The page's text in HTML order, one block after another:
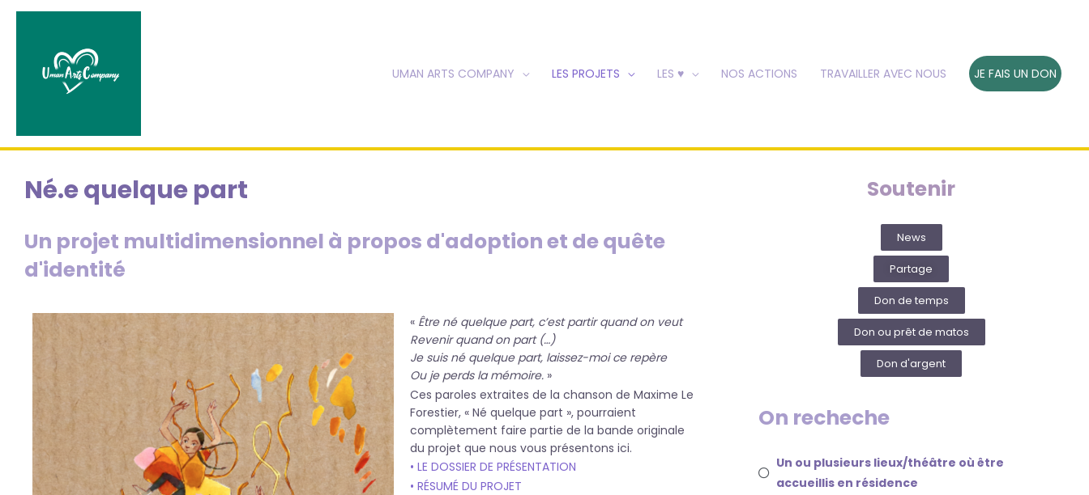
UMAN ARTS COMPANY LES PROJETS LES ♥ NOS ACTIONS TRAVAILLER AVEC NOUS JE FAIS UN DON
Né.e quelque part
Un projet multidimensionnel à propos d'adoption et de quête
d'identité
« Être né quelque part, c’est partir quand on veut
Revenir quand on part (…)
Je suis né quelque part, laissez-moi ce repère
Ou je perds la mémoire. »
Ces paroles extraites de la chanson de Maxime Le
Forestier, « Né quelque part », pourraient
complètement faire partie de la bande originale
du projet que nous vous présentons ici.
• LE DOSSIER DE PRÉSENTATION
• RÉSUMÉ DU PROJET
Soutenir
News
Partage
Don de temps
Don ou prêt de matos
Don d'argent
On recheche
Un ou plusieurs lieux/théâtre où être
accueillis en résidence